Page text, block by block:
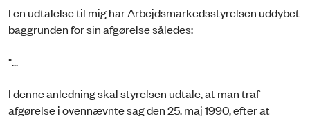
I en udtalelse til mig har Arbejdsmarkedsstyrelsen uddybet
baggrunden for sin afgørelse således:
"...
I denne anledning skal styrelsen udtale, at man traf
afgørelse i ovennævnte sag den 25. maj 1990, efter at